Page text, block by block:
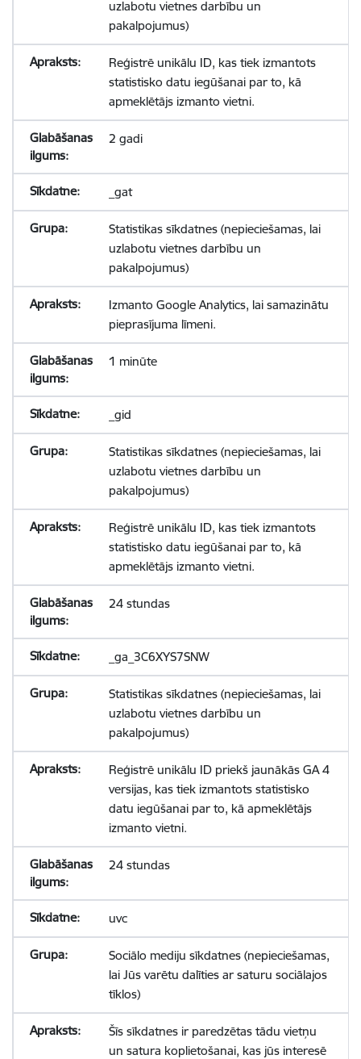
uzlabotu vietnes darbību un
pakalpojumus)
Reģistrē unikālu ID, kas tiek izmantots
statistisko datu iegūšanai par to, kā
apmeklētājs izmanto vietni.
2 gadi
_gat
Statistikas sīkdatnes (nepieciešamas, lai
uzlabotu vietnes darbību un
pakalpojumus)
Izmanto Google Analytics, lai samazinātu
pieprasījuma līmeni.
1 minūte
_gid
Statistikas sīkdatnes (nepieciešamas, lai
uzlabotu vietnes darbību un
pakalpojumus)
Reģistrē unikālu ID, kas tiek izmantots
statistisko datu iegūšanai par to, kā
apmeklētājs izmanto vietni.
24 stundas
_ga_3C6XYS7SNW
Statistikas sīkdatnes (nepieciešamas, lai
uzlabotu vietnes darbību un
pakalpojumus)
Reģistrē unikālu ID priekš jaunākās GA 4
versijas, kas tiek izmantots statistisko
datu iegūšanai par to, kā apmeklētājs
izmanto vietni.
24 stundas
uvc
Sociālo mediju sīkdatnes (nepieciešamas,
lai Jūs varētu dalīties ar saturu sociālajos
tīklos)
Šīs sīkdatnes ir paredzētas tādu vietņu
un satura koplietošanai, kas jūs interesē